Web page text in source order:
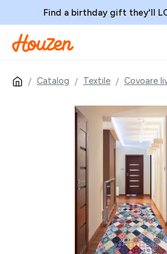
Find a birthday gift they'll
Catalog Textile Covoare